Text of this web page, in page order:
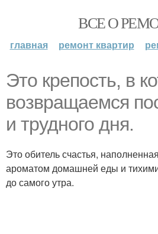
ВСЕ О
главная ремонт квартир
Это крепость, в
возвращаемся
и трудного дня.
Это обитель счастья,
ароматом домашней еды и
до самого утра.